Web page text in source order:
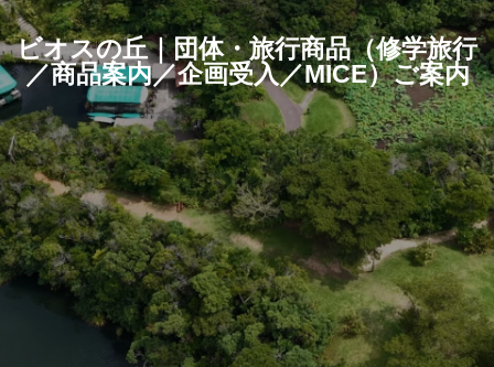
ビオスの丘｜団体・旅行商品（修学旅行
／商品案内／企画受入／MICE）ご案内